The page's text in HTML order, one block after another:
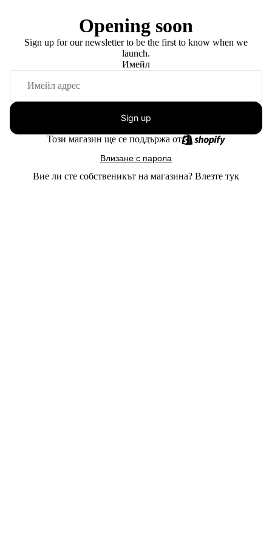
Opening soon
Sign up for our newsletter to be the first to know when we
launch.
Имейл
Sign up
Този магазин ще се поддържа от
Влизане с парола
Вие ли сте собственикът на магазина? Влезте тук